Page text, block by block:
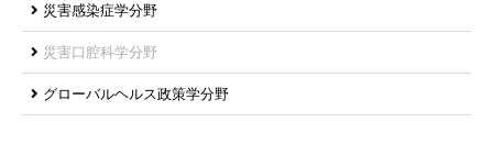
災害感染症学分野
災害口腔科学分野
グローバルヘルス政策学分野